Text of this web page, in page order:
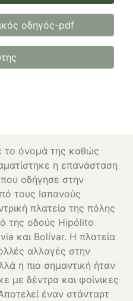
οδηγός-pdf
το όνομά της καθώς
η επανάσταση
οδήγησε στην
τους Ισπανούς
πλατεία της πόλης
της οδούς Hipólito
και Bolívar. Η πλατεία
αλλαγές στην
η πιο σημαντική ήταν
με δέντρα και φοίνικες
έναν στάνταρτ